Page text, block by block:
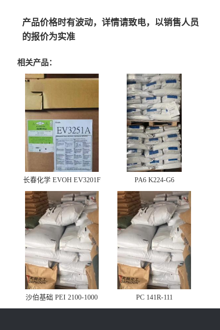
产品价格时有波动，详情请致电，以销售人员
的报价为实准
相关产品：
长春化学 EVOH EV3201F PA6 K224-G6
沙伯基础 PEI 2100-1000 PC 141R-111